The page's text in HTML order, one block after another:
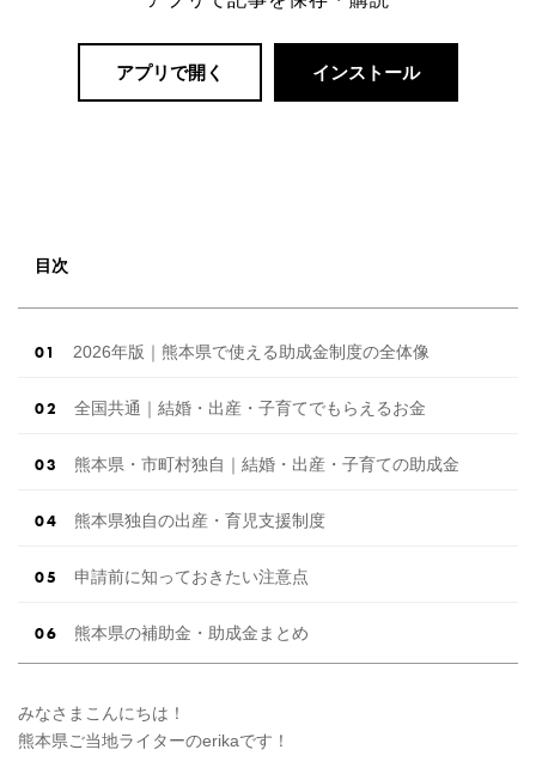
アプリで開く インストール
目次
2026年版｜熊本県で使える助成金制度の全体像
全国共通｜結婚・出産・子育てでもらえるお金
熊本県・市町村独自｜結婚・出産・子育ての助成金
熊本県独自の出産・育児支援制度
申請前に知っておきたい注意点
熊本県の補助金・助成金まとめ
みなさまこんにちは！
熊本県ご当地ライターのerikaです！